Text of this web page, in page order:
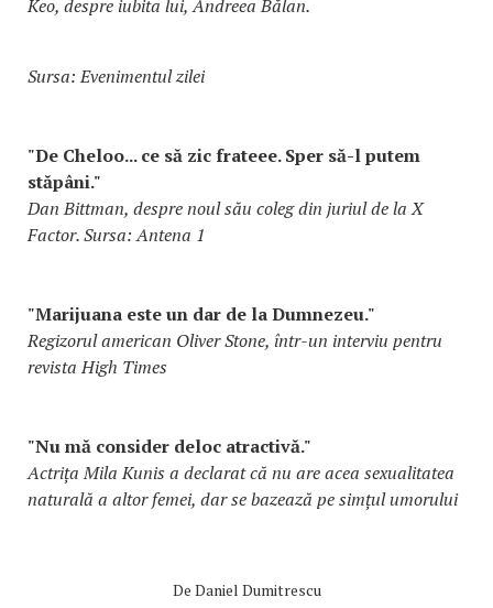
Keo, despre iubita lui, Andreea Bălan.
Sursa: Evenimentul zilei
"De Cheloo... ce să zic frateee. Sper să-l putem
stăpâni."
Dan Bittman, despre noul său coleg din juriul de la X
Factor. Sursa: Antena 1
"Marijuana este un dar de la Dumnezeu."
Regizorul american Oliver Stone, într-un interviu pentru
revista High Times
"Nu mă consider deloc atractivă."
Actrița Mila Kunis a declarat că nu are acea sexualitatea
naturală a altor femei, dar se bazează pe simțul umorului
De Daniel Dumitrescu